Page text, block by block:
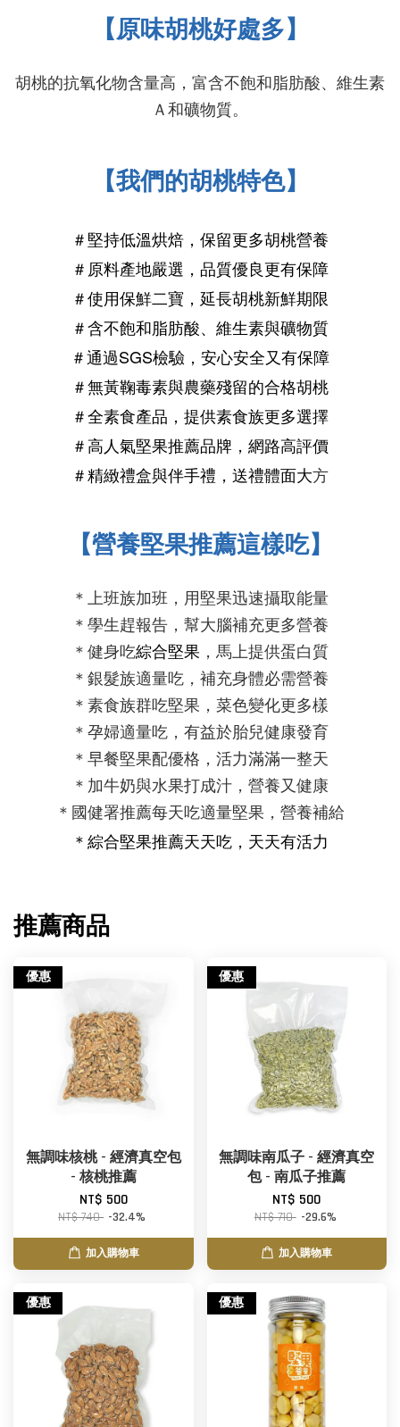
【原味胡桃好處多】
胡桃的抗氧化物含量高，富含不飽和脂肪酸、維生素
Ａ和礦物質。
【我們的胡桃特色】
＃堅持低溫烘焙，保留更多胡桃營養
＃原料產地嚴選，品質優良更有保障
＃使用保鮮二寶，延長胡桃新鮮期限
＃含不飽和脂肪酸、維生素與礦物質
＃通過SGS檢驗，安心安全又有保障
＃無黃鞠毒素與農藥殘留的合格胡桃
＃全素食產品，提供素食族更多選擇
＃高人氣堅果推薦品牌，網路高評價
＃精緻禮盒與伴手禮，送禮體面大方
【營養堅果推薦這樣吃】
＊上班族加班，用堅果迅速攝取能量
＊學生趕報告，幫大腦補充更多營養
＊健身吃綜合堅果 ，馬上提供蛋白質
＊銀髮族適量吃，補充身體必需營養
＊素食族群吃堅果，菜色變化更多樣
＊孕婦適量吃，有益於胎兒健康發育
＊早餐堅果配優格， 活力滿滿一整天
＊加牛奶與水果打成汁，營養又健康
＊國健署推薦每天吃適量堅果，營養補給
＊綜合堅果推薦天天吃，天天有活力
推薦商品
優惠
無調味核桃 - 經濟真空包
- 核桃推薦
NT$ 500
NT$ 740 -32.4%
加入購物車
優惠
無調味南瓜子 - 經濟真空
包 - 南瓜子推薦
NT$ 500
NT$ 710 -29.6%
加入購物車
優惠 優惠